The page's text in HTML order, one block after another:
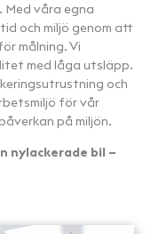
våra egna
och miljö genom att
målning. Vi
med låga utsläpp.
och
för vår
på miljön.
nylackerade bil –